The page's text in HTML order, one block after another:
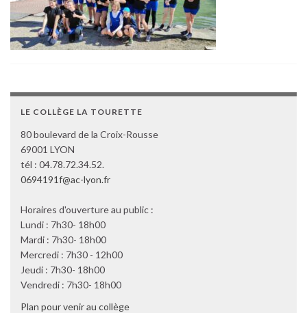
LE COLLÈGE LA TOURETTE
80 boulevard de la Croix-Rousse
69001 LYON
tél : 04.78.72.34.52.
0694191f@ac-lyon.fr
Horaires d'ouverture au public :
Lundi : 7h30- 18h00
Mardi : 7h30- 18h00
Mercredi : 7h30 - 12h00
Jeudi : 7h30- 18h00
Vendredi : 7h30- 18h00
Plan pour venir au collège